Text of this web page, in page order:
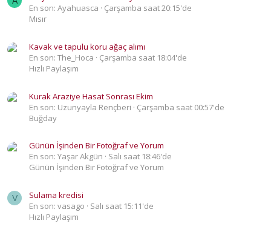
En son: Ayahuasca
Çarşamba saat 20:15'de
Mısır
Kavak ve tapulu koru ağaç alımı
En son: The_Hoca
Çarşamba saat 18:04'de
Hızlı Paylaşım
Kurak Araziye Hasat Sonrası Ekim
En son: Uzunyayla Rençberi
Çarşamba saat 00:57'de
Buğday
Günün İşinden Bir Fotoğraf ve Yorum
En son: Yaşar Akgün
Salı saat 18:46'de
Günün İşinden Bir Fotoğraf ve Yorum
V
Sulama kredisi
En son: vasago
Salı saat 15:11'de
Hızlı Paylaşım